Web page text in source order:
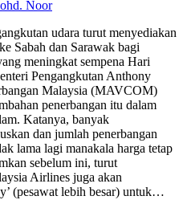
Noor
udara turut menyediakan
Sabah dan Sarawak bagi
meningkat sempena Hari
Pengangkutan Anthony
Malaysia (MAVCOM)
penerbangan itu dalam
Katanya, banyak
dan jumlah penerbangan
lama lagi manakala harga tetap
sebelum ini, turut
Airlines juga akan
(pesawat lebih besar) untuk…